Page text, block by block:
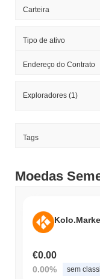
Carteira
Tipo de ativo
Endereço do Contrato
Exploradores (1)
Tags
Moedas
€0.00
0.00% sem